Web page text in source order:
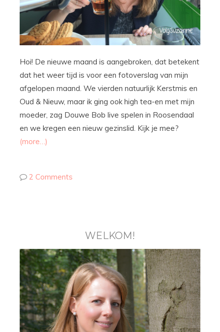
Hoi! De nieuwe maand is aangebroken, dat betekent
dat het weer tijd is voor een fotoverslag van mijn
afgelopen maand. We vierden natuurlijk Kerstmis en
Oud & Nieuw, maar ik ging ook high tea-en met mijn
moeder, zag Douwe Bob live spelen in Roosendaal
en we kregen een nieuw gezinslid. Kijk je mee?
(more…)
2 Comments
WELKOM!